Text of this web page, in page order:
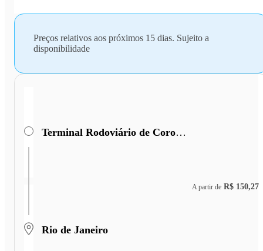
Preços relativos aos próximos 15 dias. Sujeito a
disponibilidade
Terminal Rodoviário de Coronel Fabriciano
Rio de Janeiro
A partir de R$ 150,27